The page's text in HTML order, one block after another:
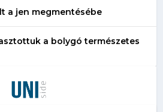
a jen megmentésébe
a bolygó természetes